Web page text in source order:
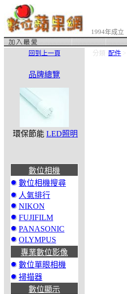
1994年成立
回到上一頁 分類 配件
品牌總覽
環保節能 LED照明
數位相機
數位相機搜尋
人氣排行
NIKON
FUJIFILM
PANASONIC
OLYMPUS
專業數位影像
數位單眼相機
掃描器
數位顯示